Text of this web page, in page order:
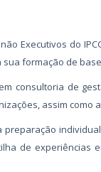
Executivos do
sua formação de
consultoria de
assim
de experiências